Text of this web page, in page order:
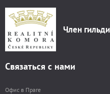
Член
Связаться с нами
Офис в Праге